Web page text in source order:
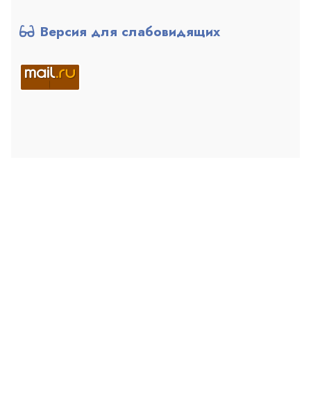
Версия для слабовидящих